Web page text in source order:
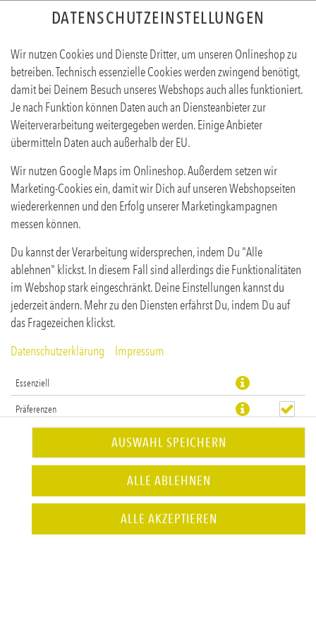
DATENSCHUTZEINSTELLUNGEN
Wir nutzen Cookies und Dienste Dritter, um unseren Onlineshop zu
betreiben. Technisch essenzielle Cookies werden zwingend benötigt,
damit bei Deinem Besuch unseres Webshops auch alles funktioniert.
Je nach Funktion können Daten auch an Diensteanbieter zur
Weiterverarbeitung weitergegeben werden. Einige Anbieter
übermitteln Daten auch außerhalb der EU.
Wir nutzen Google Maps im Onlineshop. Außerdem setzen wir
Marketing-Cookies ein, damit wir Dich auf unseren Webshopseiten
wiedererkennen und den Erfolg unserer Marketingkampagnen
messen können.
Du kannst der Verarbeitung widersprechen, indem Du "Alle
ablehnen" klickst. In diesem Fall sind allerdings die Funktionalitäten
im Webshop stark eingeschränkt. Deine Einstellungen kannst du
jederzeit ändern. Mehr zu den Diensten erfährst Du, indem Du auf
das Fragezeichen klickst.
Datenschutzerklärung
Impressum
Essenziell
Präferenzen
AUSWAHL SPEICHERN
ALLE ABLEHNEN
ALLE AKZEPTIEREN
FEURIGER
Produktinfos
Rindfleisch, Ziegenkäse & scharfe Chilimayo
JETZT BESTELLEN